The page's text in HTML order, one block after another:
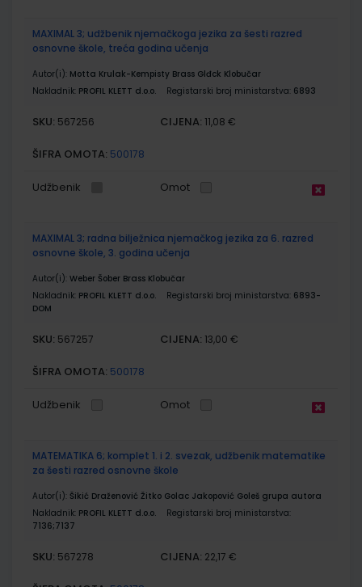
MAXIMAL 3; udžbenik njemačkoga jezika za šesti razred
osnovne škole, treća godina učenja
Autor(i): Motta Krulak-Kempisty Brass Glđck Klobučar
Nakladnik: PROFIL KLETT d.o.o. Registarski broj ministarstva: 6893
SKU: 567256 CIJENA: 11,08 €
ŠIFRA OMOTA: 500178
Udžbenik Omot
MAXIMAL 3; radna bilježnica njemačkog jezika za 6. razred
osnovne škole, 3. godina učenja
Autor(i): Weber Šober Brass Klobučar
Nakladnik: PROFIL KLETT d.o.o. Registarski broj ministarstva: 6893-
DOM
SKU: 567257 CIJENA: 13,00 €
ŠIFRA OMOTA: 500178
Udžbenik Omot
MATEMATIKA 6; komplet 1. i 2. svezak, udžbenik matematike
za šesti razred osnovne škole
Autor(i): Šikić Draženović Žitko Golac Jakopović Goleš grupa autora
Nakladnik: PROFIL KLETT d.o.o.
Registarski broj ministarstva:
7136;7137
SKU: 567278 CIJENA: 22,17 €